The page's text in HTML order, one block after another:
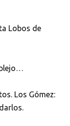
Lobos de
Los Gómez: